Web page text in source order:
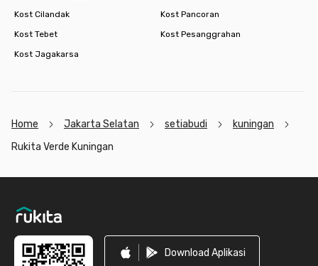
Kost Cilandak
Kost Pancoran
Kost Tebet
Kost Pesanggrahan
Kost Jagakarsa
Home Jakarta Selatan setiabudi
kuningan
Rukita Verde Kuningan
Download Aplikasi